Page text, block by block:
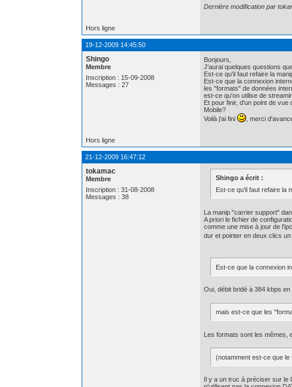
Dernière modification par
Hors ligne
19-12-2009 14:45:50
Shingo
Membre
Inscription : 15-09-2008
Messages : 27
Bonjours,
J'aurai quelques questions
Est-ce qu'il faut refaire la
Est-ce que la connexion
les "formats" de données
est-ce qu'on utilise de
Et pour finir, d'un point de
Mobile?
Voilà j'ai fini
, merci
Hors ligne
21-12-2009 16:47:12
tokamac
Membre
Inscription : 31-08-2008
Messages : 38
Shingo a écrit :
Est-ce qu'il faut refaire la
La manip "carrier support"
A priori le fichier de
comme une mise à jour de
dur et pointer en deux clics
Est-ce que la connexion
Oui, débit bridé à 384 kbps en
mais est-ce que les
Les formats sont les mêmes,
(notamment est-ce que
Il y a un truc à préciser sur